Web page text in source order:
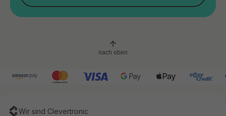
nach oben
Wir sind Clevertronic